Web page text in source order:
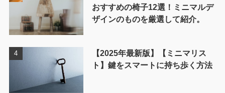
おすすめの椅子12選！ミニマルデ
ザインのものを厳選して紹介。
【2025年最新版】【ミニマリス
ト】鍵をスマートに持ち歩く方法